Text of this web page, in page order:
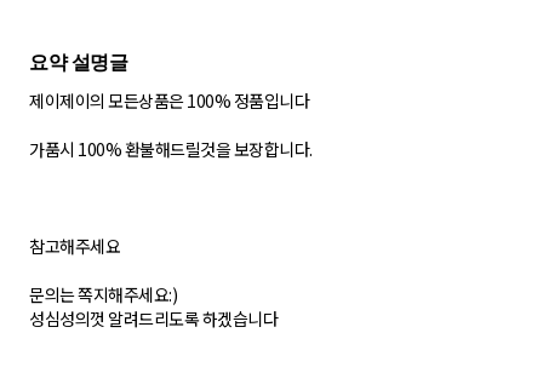
요약 설명글
제이제이의 모든상품은 100% 정품입니다
가품시 100% 환불해드릴것을 보장합니다.
참고해주세요
문의는 쪽지해주세요:)
성심성의껏 알려드리도록 하겠습니다